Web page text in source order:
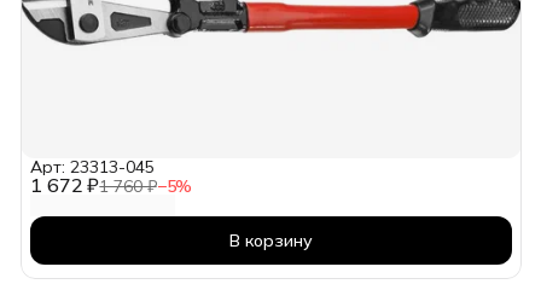
1 672 ₽1 760 ₽−5%
Арт: 23313-045
В корзину